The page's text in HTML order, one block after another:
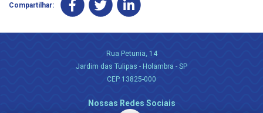
Compartilhar:
Rua Petunia, 14
Jardim das Tulipas - Holambra - SP
CEP 13825-000
Nossas Redes Sociais